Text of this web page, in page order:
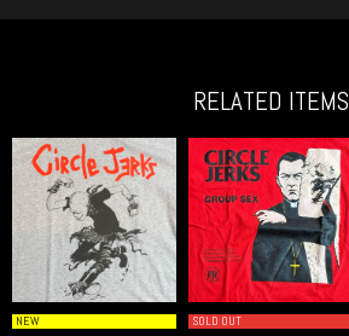
RELATED ITEMS
NEW SOLD OUT